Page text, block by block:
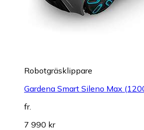
Robotgräsklippare
Gardena Smart Sileno Max
fr.
7 990 kr